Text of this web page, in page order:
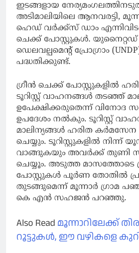
ഇടങ്ങളായ
അടിമാലിയിലെ ആനവരട്ടി,
ഹെഡ് വര്‍ക്ക്‌സ് ഡാം
ചെക്ക് പോസ്റ്റുകള്‍.
ഡെലവല്പമെന്റ് പ്രോഗ്രാം
പദ്ധതിക്കുണ്ട്.
ഗ്രീന്‍ ചെക്ക് പോസ്റ്റുകളില്‍
ടൂറിസ്റ്റ് വാഹനങ്ങള്‍ തടഞ്ഞ്
ഉപേക്ഷിക്കരുതെന്ന് വിനോദ
ഉപദേശം നല്‍കും. ടൂറിസ്റ്റ്
മാലിന്യങ്ങള്‍ ഹരിത
ചെയ്യും. ടൂറിസ്റ്റുകളില്‍ നിന്ന്
വാങ്ങുകയും അവര്‍ക്ക് തുണി
ചെയ്യൂം. അടുത്ത മാസത്തോടെ
പോസ്റ്റുകള്‍ പൂര്‍ണ തോതില്‍
തുടങ്ങുമെന്ന് മൂന്നാര്‍ ഗ്രാമ
കെ എന്‍ സഹജന്‍ പറഞ്ഞു.
Also Read മൂന്നാറിലേക്ക്
റൂട്ടുകൾ, ഈ വഴികളെ